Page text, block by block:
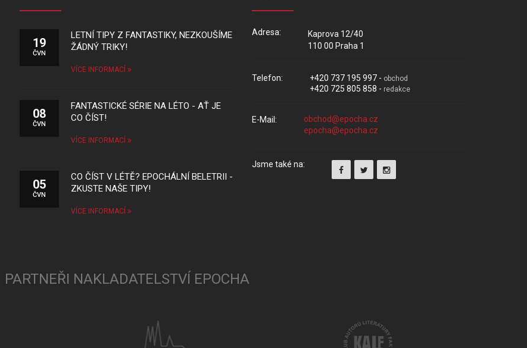
19
ČVN
LETNÍ TIPY Z FANTASTIKY, NEZKOUŠÍME
ŽÁDNÝ TRIKY!
VÍCE INFORMACÍ
08
ČVN
FANTASTICKÉ SÉRIE NA LÉTO - AŤ JE
CO ČÍST!
VÍCE INFORMACÍ
05
ČVN
CO ČÍST V LÉTĚ? EPOCHÁLNÍ BELETRII -
ZKUSTE NAŠE TIPY!
VÍCE INFORMACÍ
Adresa:
Kaprova 12/40
110 00 Praha 1
Telefon: +420 737 195 997 - obchod
+420 725 805 858 - redakce
E-Mail:
Jsme také na:
PARTNEŘI NAKLADATELSTVÍ EPOCHA